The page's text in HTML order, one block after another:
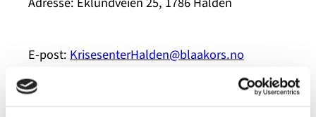
E-post:KrisesenterHalden@blaakors.no